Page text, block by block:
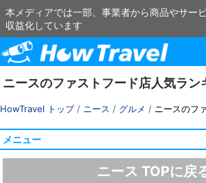
本メディアでは一部、事業者から商品やサー
収益化しています
ニースのファストフード店人気ラン
HowTravel トップ/ ニース / グルメ / ニースのフ
メニュー
ニース TOPに戻